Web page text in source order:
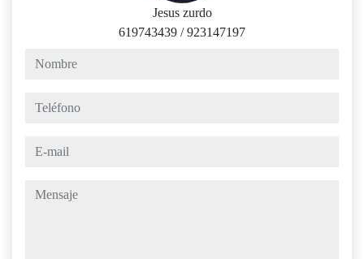
Jesus zurdo
619743439 /923147197
nombre
teléfono
e-mail
mensaje